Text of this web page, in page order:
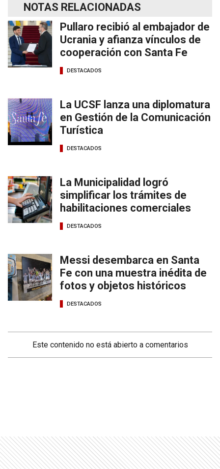
NOTAS RELACIONADAS
Pullaro recibió al embajador de
Ucrania y afianza vínculos de
cooperación con Santa Fe
DESTACADOS
La UCSF lanza una diplomatura
en Gestión de la Comunicación
Turística
DESTACADOS
La Municipalidad logró
simplificar los trámites de
habilitaciones comerciales
DESTACADOS
Messi desembarca en Santa
Fe con una muestra inédita de
fotos y objetos históricos
DESTACADOS
Este contenido no está abierto a comentarios